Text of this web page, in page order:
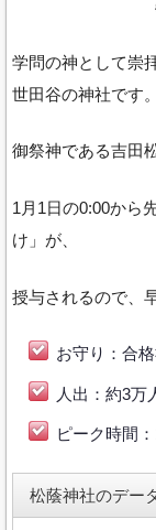
学問の神として崇
世田谷の神社です。
御祭神である吉田
1月1日の0:00から
け」が、
授与されるので、
お守り：合
人出：約3万
ピーク時間
松蔭神社のデー